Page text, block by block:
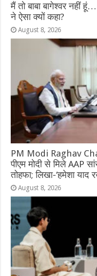
मैं तो बाबा बागेश्वर नहीं
ने ऐसा क्यों कहा?
August 8, 2026
PM Modi Raghav
पीएम मोदी से मिले AAP
तोहफा; लिखा-‘हमेशा याद
August 8, 2026